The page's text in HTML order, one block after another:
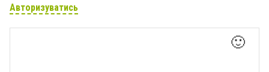
Авторизуватись
🙂